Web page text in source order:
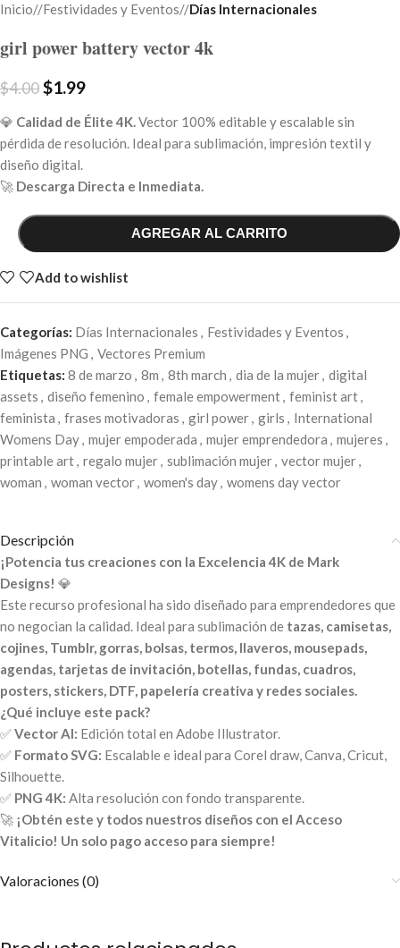
Inicio/ Festividades y Eventos/ Días Internacionales
girl power battery vector 4k
$4.00$1.99
💎 Calidad de Élite 4K.Vector 100% editable y escalable sin
pérdida de resolución. Ideal para sublimación, impresión textil y
diseño digital.
🚀 Descarga Directa e Inmediata.
AGREGAR AL CARRITO
Add to wishlist
Categorías: Días Internacionales , Festividades y Eventos ,
Imágenes PNG , Vectores Premium
Etiquetas: 8 de marzo , 8m , 8th march , dia de la mujer, digital
assets , diseño femenino , female empowerment, feminist art,
feminista , frases motivadoras , girl power, girls , International
Womens Day, mujer empoderada , mujer emprendedora , mujeres ,
printable art, regalo mujer, sublimación mujer, vector mujer,
woman , woman vector, women's day, womens day vector
Descripción
¡Potencia tus creaciones con la Excelencia 4K de Mark
Designs! 💎
Este recurso profesional ha sido diseñado para emprendedores que
no negocian la calidad. Ideal para sublimación de tazas, camisetas,
cojines, Tumblr, gorras, bolsas, termos, llaveros, mousepads,
agendas, tarjetas de invitación, botellas, fundas, cuadros,
posters, stickers, DTF, papelería creativa y redes sociales.
¿Qué incluye este pack?
✅Vector AI: Edición total en Adobe Illustrator.
✅ Formato SVG: Escalable e ideal para Corel draw, Canva, Cricut,
Silhouette.
✅ PNG 4K: Alta resolución con fondo transparente.
🚀 ¡Obtén este y todos nuestros diseños con el Acceso
Vitalicio! Un solo pago acceso para siempre!
Valoraciones (0)